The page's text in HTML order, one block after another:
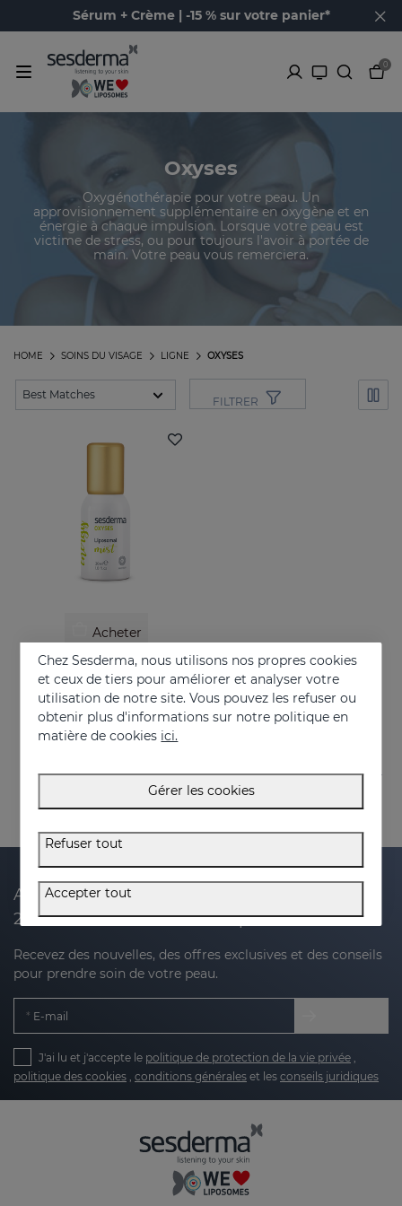
Sérum + Crème | -15 % sur votre panier*
0
Oxyses
Oxygénothérapie pour votre peau. Un
approvisionnement supplémentaire en oxygène et en
énergie à chaque impulsion. Lorsque votre peau est
victime de stress, ou pour toujours l'avoir à portée de
main. Votre peau vous remerciera.
OXYSES
LIGNE
SOINS DU VISAGE
HOME
FILTRER
Acheter
OXYSES Mist
De l’énergie en mouvement
26.95 €
Abonnez-vous à notre newsletter et recevez
20 % de réduction sur votre prochain achat
Recevez des nouvelles, des offres exclusives et des conseils
pour prendre soin de votre peau.
E-mail
J'ai lu et j'accepte le politique de protection de la vie privée ,
politique des cookies , conditions générales et les conseils juridiques
Chez Sesderma, nous utilisons nos propres cookies
et ceux de tiers pour améliorer et analyser votre
utilisation de notre site. Vous pouvez les refuser ou
obtenir plus d'informations sur notre politique en
matière de cookies ici.
Gérer les cookies
Refuser tout
Accepter tout